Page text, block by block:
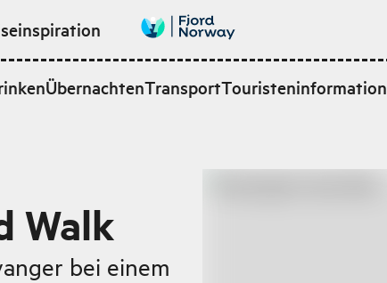
ÜbernachtenTransportTouristeninformation
Walk
bei einem